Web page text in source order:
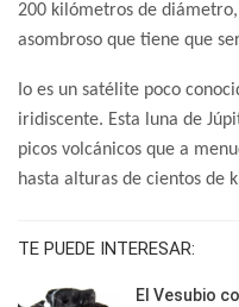
200 kilómetros de
asombroso que tiene que
Io es un satélite poco
iridiscente. Esta luna de
picos volcánicos que a
hasta alturas de cientos de
TE PUEDE INTERESAR:
El Vesubio